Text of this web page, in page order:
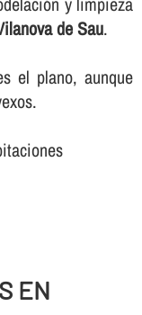
de Sau.
el plano, aunque
EN